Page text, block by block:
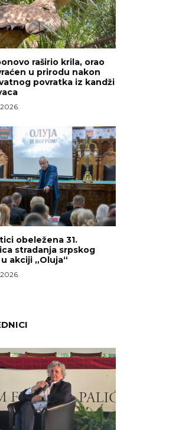
raširio krila, orao
u prirodu nakon
povratka iz kandži
obeležena 31.
stradanja srpskog
akciji „Oluja“